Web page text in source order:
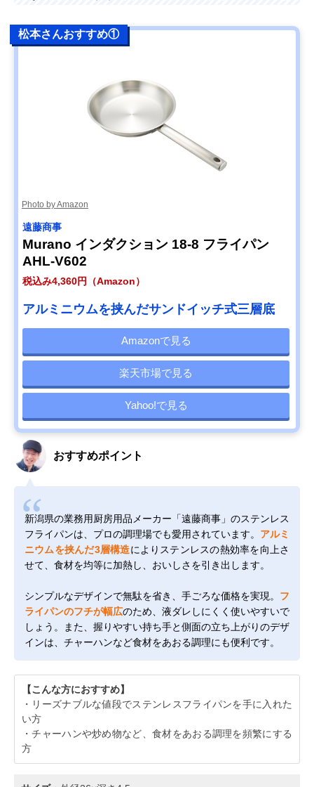
松本さんおすすめ①
Photo by Amazon
遠藤商事
Murano インダクション 18-8 フライパン
AHL-V602
税込み4,360円（Amazon）
アルミニウムを挟んだサンドイッチ式三層底
Amazonで見る
楽天市場で見る
Yahoo!で見る
おすすめポイント
新潟県の業務用厨房用品メーカー「遠藤商事」のステンレス
フライパンは、プロの調理場でも愛用されています。 アルミ
ニウムを挟んだ3層構造によりステンレスの熱効率を向上さ
せて、食材を均等に加熱し、おいしさを引き出します。
シンプルなデザインで無駄を省き、手ごろな価格を実現。 フ
ライパンのフチが幅広のため、液ダレしにくく使いやすいで
しょう。また、握りやすい持ち手と側面の立ち上がりのデザ
インは、チャーハンなど食材をあおる調理にも便利です。
【こんな方におすすめ】
・リーズナブルな値段でステンレスフライパンを手に入れた
い方
・チャーハンや炒め物など、食材をあおる調理を頻繁にする
方